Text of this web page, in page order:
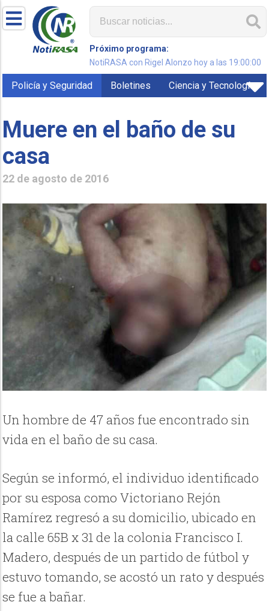
Próximo programa:
NotiRASA con Rigel Alonzo hoy a las 19:00:00
Policía y Seguridad Boletines Ciencia y Tecnología
Muere en el baño de su
casa
22 de agosto de 2016
Un hombre de 47 años fue encontrado sin
vida en el baño de su casa.
Según se informó, el individuo identificado
por su esposa como Victoriano Rejón
Ramírez regresó a su domicilio, ubicado en
la calle 65B x 31 de la colonia Francisco I.
Madero, después de un partido de fútbol y
estuvo tomando, se acostó un rato y después
se fue a bañar.